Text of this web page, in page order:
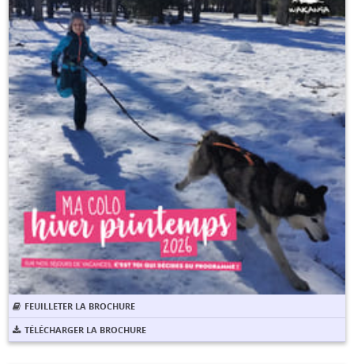
FEUILLETER LA BROCHURE
TÉLÉCHARGER LA BROCHURE